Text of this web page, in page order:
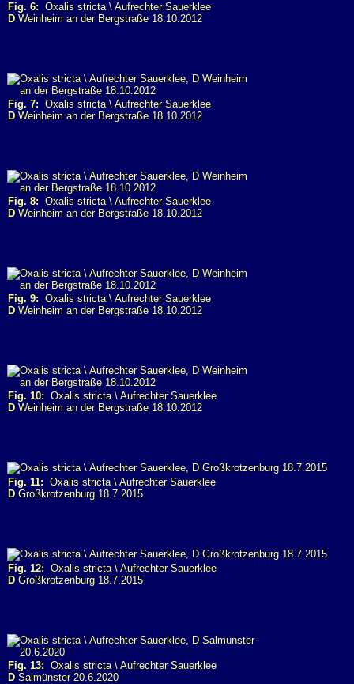
Fig. 6: Oxalis stricta \ Aufrechter Sauerklee
D Weinheim an der Bergstraße 18.10.2012
Fig. 7: Oxalis stricta \ Aufrechter Sauerklee
D Weinheim an der Bergstraße 18.10.2012
Fig. 8: Oxalis stricta \ Aufrechter Sauerklee
D Weinheim an der Bergstraße 18.10.2012
Fig. 9: Oxalis stricta \ Aufrechter Sauerklee
D Weinheim an der Bergstraße 18.10.2012
Fig. 10: Oxalis stricta \ Aufrechter Sauerklee
D Weinheim an der Bergstraße 18.10.2012
Fig. 11: Oxalis stricta \ Aufrechter Sauerklee
D Großkrotzenburg 18.7.2015
Fig. 12: Oxalis stricta \ Aufrechter Sauerklee
D Großkrotzenburg 18.7.2015
Fig. 13: Oxalis stricta \ Aufrechter Sauerklee
D Salmünster 20.6.2020